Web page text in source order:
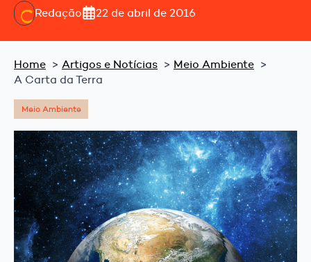
Redação 22 de abril de 2016
Home Artigos e Notícias
Meio Ambiente
A Carta da Terra
Meio Ambiente